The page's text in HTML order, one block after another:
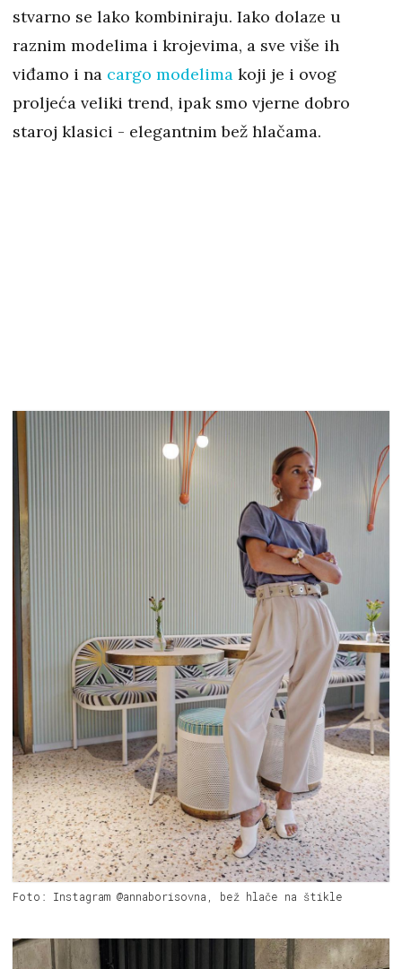
stvarno se lako kombiniraju. Iako dolaze u
raznim modelima i krojevima, a sve više ih
viđamo i na cargo modelima koji je i ovog
proljeća veliki trend, ipak smo vjerne dobro
staroj klasici - elegantnim bež hlačama.
Foto: Instagram @annaborisovna, bež hlače na štikle